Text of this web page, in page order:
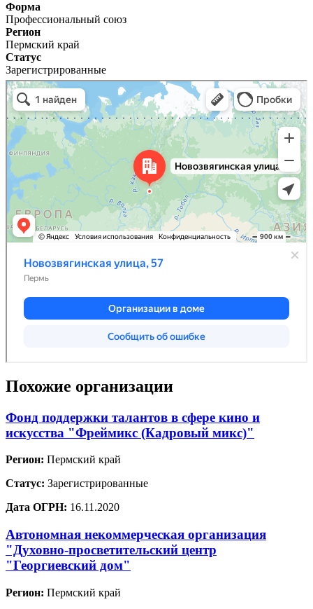
Форма
Профессиональный союз
Регион
Пермский край
Статус
Зарегистрированные
Похожие организации
Фонд поддержки талантов в сфере кино и
искусства "Фреймикс (Кадровый микс)"
Регион: Пермский край
Статус: Зарегистрированные
Дата ОГРН: 16.11.2020
Автономная некоммерческая организация
"Духовно-просветительский центр
"Георгиевский дом"
Регион: Пермский край